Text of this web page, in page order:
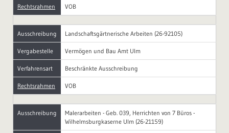
Rechtsrahmen VOB
Ausschreibung Landschaftsgärtnerische Arbeiten (26-92105)
Vergabestelle Vermögen und Bau Amt Ulm
Verfahrensart Beschränkte Ausschreibung
Rechtsrahmen VOB
Ausschreibung
Malerarbeiten - Geb. 039, Herrichten von 7 Büros -
Wilhelmsburgkaserne Ulm (26-21159)